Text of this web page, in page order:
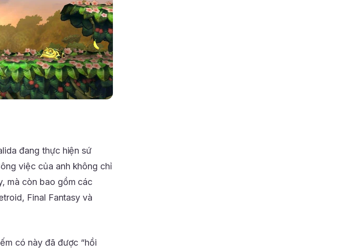
đang thực hiện sứ
việc của anh không chỉ
mà còn bao gồm các
Final Fantasy và
có này đã được “hồi